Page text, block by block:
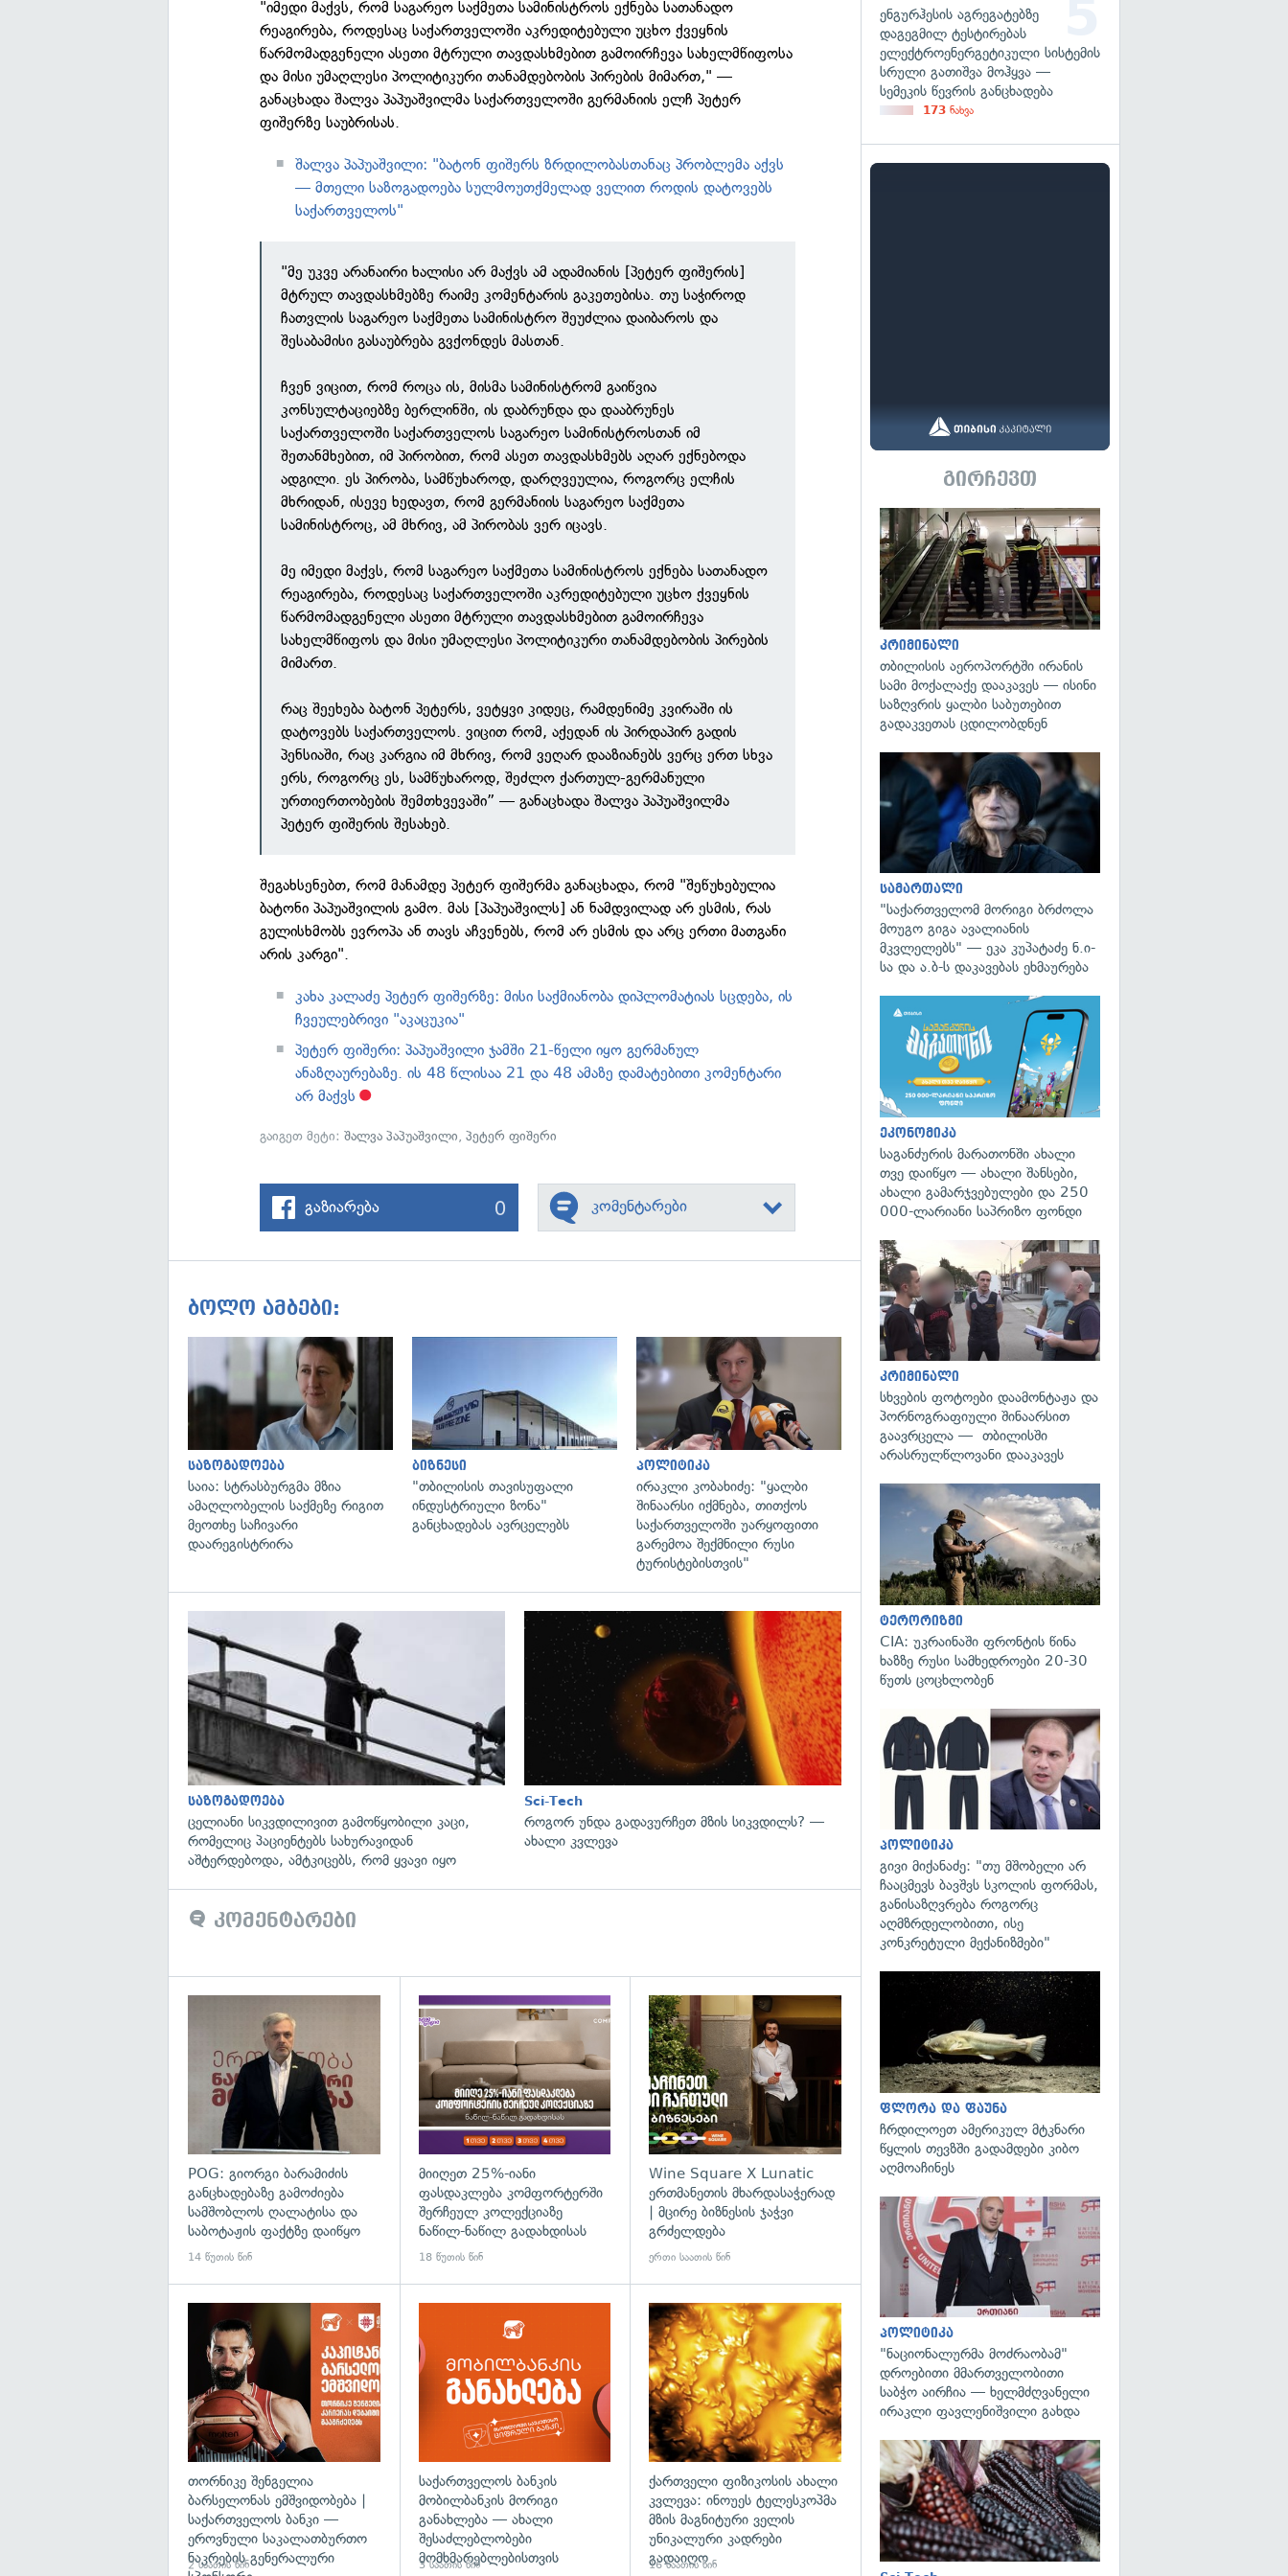
"იმედი მაქვს, რომ საგარეო საქმეთა სამინისტროს ექნება სათანადო
რეაგირება, როდესაც საქართველოში აკრედიტებული უცხო ქვეყნის
წარმომადგენელი ასეთი მტრული თავდასხმებით გამოირჩევა სახელმწიფოსა
და მისი უმაღლესი პოლიტიკური თანამდებობის პირების მიმართ," —
განაცხადა შალვა პაპუაშვილმა საქართველოში გერმანიის ელჩ პეტერ
ფიშერზე საუბრისას.
შალვა პაპუაშვილი: "ბატონ ფიშერს ზრდილობასთანაც პრობლემა აქვს
— მთელი საზოგადოება სულმოუთქმელად ველით როდის დატოვებს
საქართველოს"
"მე უკვე არანაირი ხალისი არ მაქვს ამ ადამიანის [პეტერ ფიშერის]
მტრულ თავდასხმებზე რაიმე კომენტარის გაკეთებისა. თუ საჭიროდ
ჩათვლის საგარეო საქმეთა სამინისტრო შეუძლია დაიბაროს და
შესაბამისი გასაუბრება გვქონდეს მასთან.
ჩვენ ვიცით, რომ როცა ის, მისმა სამინისტრომ გაიწვია
კონსულტაციებზე ბერლინში, ის დაბრუნდა და დააბრუნეს
საქართველოში საქართველოს საგარეო სამინისტროსთან იმ
შეთანმხებით, იმ პირობით, რომ ასეთ თავდასხმებს აღარ ექნებოდა
ადგილი. ეს პირობა, სამწუხაროდ, დარღვეულია, როგორც ელჩის
მხრიდან, ისევე ხედავთ, რომ გერმანიის საგარეო საქმეთა
სამინისტროც, ამ მხრივ, ამ პირობას ვერ იცავს.
მე იმედი მაქვს, რომ საგარეო საქმეთა სამინისტროს ექნება სათანადო
რეაგირება, როდესაც საქართველოში აკრედიტებული უცხო ქვეყნის
წარმომადგენელი ასეთი მტრული თავდასხმებით გამოირჩევა
სახელმწიფოს და მისი უმაღლესი პოლიტიკური თანამდებობის პირების
მიმართ.
რაც შეეხება ბატონ პეტერს, ვეტყვი კიდეც, რამდენიმე კვირაში ის
დატოვებს საქართველოს. ვიცით რომ, აქედან ის პირდაპირ გადის
პენსიაში, რაც კარგია იმ მხრივ, რომ ვეღარ დააზიანებს ვერც ერთ სხვა
ერს, როგორც ეს, სამწუხაროდ, შეძლო ქართულ-გერმანული
ურთიერთობების შემთხვევაში” — განაცხადა შალვა პაპუაშვილმა
პეტერ ფიშერის შესახებ.
შეგახსენებთ, რომ მანამდე პეტერ ფიშერმა განაცხადა, რომ "შეწუხებულია
ბატონი პაპუაშვილის გამო. მას [პაპუაშვილს] ან ნამდვილად არ ესმის, რას
გულისხმობს ევროპა ან თავს აჩვენებს, რომ არ ესმის და არც ერთი მათგანი
არის კარგი".
კახა კალაძე პეტერ ფიშერზე: მისი საქმიანობა დიპლომატიას სცდება, ის
ჩვეულებრივი "აკაცუკია"
პეტერ ფიშერი: პაპუაშვილი ჯამში 21-წელი იყო გერმანულ
ანაზღაურებაზე. ის 48 წლისაა 21 და 48 ამაზე დამატებითი კომენტარი
არ მაქვს
გაიგეთ მეტი:შალვა პაპუაშვილი,პეტერ ფიშერი
გაზიარება 0 კომენტარები
ბოლო ამბები:
საზოგადოება
საია: სტრასბურგმა მზია
ამაღლობელის საქმეზე რიგით
მეოთხე საჩივარი
დაარეგისტრირა
ბიზნესი
"თბილისის თავისუფალი
ინდუსტრიული ზონა"
განცხადებას ავრცელებს
გადახედვა
პოლიტიკა
ირაკლი კობახიძე: "ყალბი
შინაარსი იქმნება, თითქოს
საქართველოში უარყოფითი
გარემოა შექმნილი რუსი
ტურისტებისთვის"
გადახედვა
საზოგადოება
ცელიანი სიკვდილივით გამოწყობილი კაცი,
რომელიც პაციენტებს სახურავიდან
აშტერდებოდა, ამტკიცებს, რომ ყვავი იყო
Sci-Tech
როგორ უნდა გადავურჩეთ მზის სიკვდილს? —
ახალი კვლევა
კომენტარები
გადახედვა
POG: გიორგი ბარამიძის
განცხადებაზე გამოძიება
სამშობლოს ღალატისა და
საბოტაჟის ფაქტზე დაიწყო
14 წუთის წინ
მიიღეთ 25%-იანი
ფასდაკლება კომფორტერში
შერჩეულ კოლექციაზე
ნაწილ-ნაწილ გადახდისას
18 წუთის წინ
Wine Square X Lunatic
ერთმანეთის მხარდასაჭერად
| მცირე ბიზნესის ჯაჭვი
გრძელდება
ერთი საათის წინ
თორნიკე შენგელია
ბარსელონას ემშვიდობება |
საქართველოს ბანკი —
ეროვნული საკალათბურთო
ნაკრების გენერალური
2 საათის წინ
საქართველოს ბანკის
მობილბანკის მორიგი
განახლება — ახალი
შესაძლებლობები
მომხმარებლებისთვის
3 საათის წინ
ქართველი ფიზიკოსის ახალი
კვლევა: ინოუეს ტელესკოპმა
მზის მაგნიტური ველის
უნიკალური კადრები
გადაიღო
16 საათის წინ
ენგურჰესის აგრეგატებზე
დაგეგმილ ტესტირებას
ელექტროენერგეტიკული სისტემის
სრული გათიშვა მოჰყვა —
სემეკის წევრის განცხადება
173 ნახვა
გირჩევთ
კრიმინალი
თბილისის აეროპორტში ირანის
სამი მოქალაქე დააკავეს — ისინი
საზღვრის ყალბი საბუთებით
გადაკვეთას ცდილობდნენ
სამართალი
"საქართველომ მორიგი ბრძოლა
მოუგო გიგა ავალიანის
მკვლელებს" — ეკა კუპატაძე ნ.ი-
სა და ა.ბ-ს დაკავებას ეხმაურება
ეკონომიკა
საგანძურის მარათონში ახალი
თვე დაიწყო — ახალი შანსები,
ახალი გამარჯვებულები და 250
000-ლარიანი საპრიზო ფონდი
კრიმინალი
სხვების ფოტოები დაამონტაჟა და
პორნოგრაფიული შინაარსით
გაავრცელა — თბილისში
არასრულწლოვანი დააკავეს
ტერორიზმი
CIA: უკრაინაში ფრონტის წინა
ხაზზე რუსი სამხედროები 20-30
წუთს ცოცხლობენ
პოლიტიკა
გივი მიქანაძე: "თუ მშობელი არ
ჩააცმევს ბავშვს სკოლის ფორმას,
განისაზღვრება როგორც
აღმზრდელობითი, ისე
კონკრეტული მექანიზმები"
ფლორა და ფაუნა
ჩრდილოეთ ამერიკულ მტკნარი
წყლის თევზში გადამდები კიბო
აღმოაჩინეს
პოლიტიკა
"ნაციონალურმა მოძრაობამ"
დროებითი მმართველობითი
საბჭო აირჩია — ხელმძღვანელი
ირაკლი ფავლენიშვილი გახდა